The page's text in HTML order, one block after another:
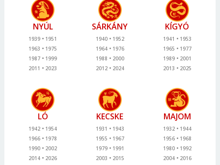
NYÚL
1939
1951
1963
1975
1987
1999
2011
2023
SÁRKÁNY
1940
1952
1964
1976
1988
2000
2012
2024
KÍGYÓ
1941
1953
1965
1977
1989
2001
2013
2025
LÓ
1942
1954
1966
1978
1990
2002
2014
2026
KECSKE
1931
1943
1955
1967
1979
1991
2003
2015
MAJOM
1932
1944
1956
1968
1980
1992
2004
2016